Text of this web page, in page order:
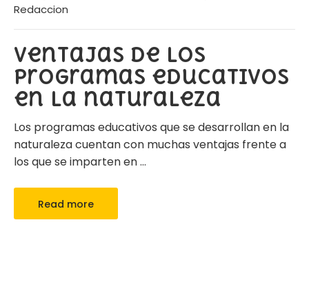
Redaccion
Ventajas de los
programas educativos
en la naturaleza
Los programas educativos que se desarrollan en la
naturaleza cuentan con muchas ventajas frente a
los que se imparten en…
Read more